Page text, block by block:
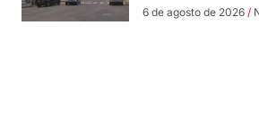
6 de agosto de 2026